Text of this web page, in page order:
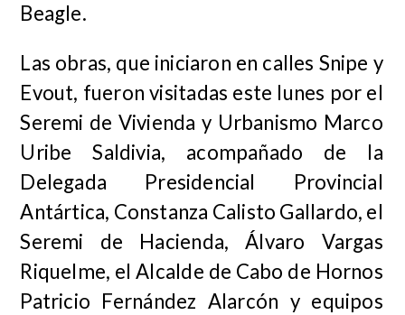
Beagle.
Las obras, que iniciaron en calles Snipe y
Evout, fueron visitadas este lunes por el
Seremi de Vivienda y Urbanismo Marco
Uribe Saldivia, acompañado de la
Delegada Presidencial Provincial
Antártica, Constanza Calisto Gallardo, el
Seremi de Hacienda, Álvaro Vargas
Riquelme, el Alcalde de Cabo de Hornos
Patricio Fernández Alarcón y equipos